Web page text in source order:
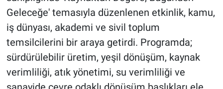
Geleceğe' temasıyla düzenlenen etkinlik, kamu,
iş dünyası, akademi ve sivil toplum
temsilcilerini bir araya getirdi. Programda;
sürdürülebilir üretim, yeşil dönüşüm, kaynak
verimliliği, atık yönetimi, su verimliliği ve